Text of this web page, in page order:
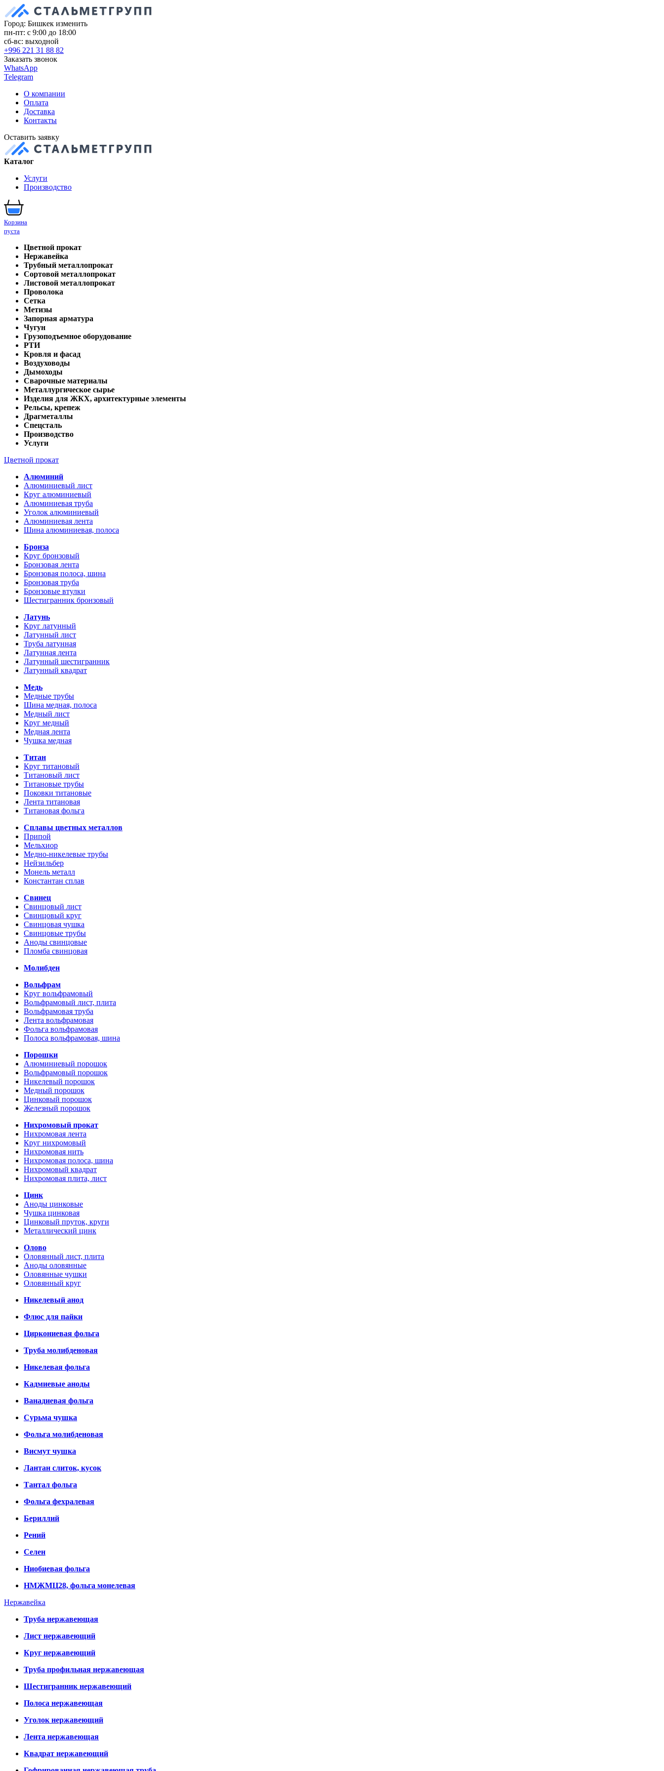
Город: Бишкек изменить
пн-пт: с 9:00 до 18:00
сб-вс: выходной
+996 221 31 88 82
Заказать звонок
WhatsApp
Telegram
О компании
Оплата
Доставка
Контакты
Оставить заявку
Каталог
Услуги
Производство
Корзина
пуста
Цветной прокат
Нержавейка
Трубный металлопрокат
Сортовой металлопрокат
Листовой металлопрокат
Проволока
Сетка
Метизы
Запорная арматура
Чугун
Грузоподъемное оборудование
РТИ
Кровля и фасад
Воздуховоды
Дымоходы
Сварочные материалы
Металлургическое сырье
Изделия для ЖКХ, архитектурные элементы
Рельсы, крепеж
Драгметаллы
Спецсталь
Производство
Услуги
Цветной прокат
Алюминий
Алюминиевый лист
Круг алюминиевый
Алюминиевая труба
Уголок алюминиевый
Алюминиевая лента
Шина алюминиевая, полоса
Бронза
Круг бронзовый
Бронзовая лента
Бронзовая полоса, шина
Бронзовая труба
Бронзовые втулки
Шестигранник бронзовый
Латунь
Круг латунный
Латунный лист
Труба латунная
Латунная лента
Латунный шестигранник
Латунный квадрат
Медь
Медные трубы
Шина медная, полоса
Медный лист
Круг медный
Медная лента
Чушка медная
Титан
Круг титановый
Титановый лист
Титановые трубы
Поковки титановые
Лента титановая
Титановая фольга
Сплавы цветных металлов
Припой
Мельхиор
Медно-никелевые трубы
Нейзильбер
Монель металл
Константан сплав
Свинец
Свинцовый лист
Свинцовый круг
Свинцовая чушка
Свинцовые трубы
Аноды свинцовые
Пломба свинцовая
Молибден
Вольфрам
Круг вольфрамовый
Вольфрамовый лист, плита
Вольфрамовая труба
Лента вольфрамовая
Фольга вольфрамовая
Полоса вольфрамовая, шина
Порошки
Алюминиевый порошок
Вольфрамовый порошок
Никелевый порошок
Медный порошок
Цинковый порошок
Железный порошок
Нихромовый прокат
Нихромовая лента
Круг нихромовый
Нихромовая нить
Нихромовая полоса, шина
Нихромовый квадрат
Нихромовая плита, лист
Цинк
Аноды цинковые
Чушка цинковая
Цинковый пруток, круги
Металлический цинк
Олово
Оловянный лист, плита
Аноды оловянные
Оловянные чушки
Оловянный круг
Никелевый анод
Флюс для пайки
Циркониевая фольга
Труба молибденовая
Никелевая фольга
Кадмиевые аноды
Ванадиевая фольга
Сурьма чушка
Фольга молибденовая
Висмут чушка
Лантан слиток, кусок
Тантал фольга
Фольга фехралевая
Бериллий
Рений
Селен
Ниобиевая фольга
НМЖМЦ28, фольга монелевая
Нержавейка
Труба нержавеющая
Лист нержавеющий
Круг нержавеющий
Труба профильная нержавеющая
Шестигранник нержавеющий
Полоса нержавеющая
Уголок нержавеющий
Лента нержавеющая
Квадрат нержавеющий